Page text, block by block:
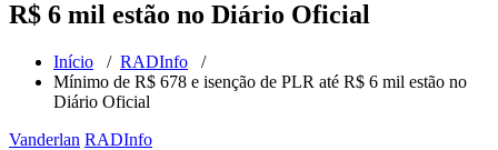
R$ 6 mil estão no Diário Oficial
Início / RADInfo /
Mínimo de R$ 678 e isenção de PLR até R$ 6 mil estão no
Diário Oficial
Vanderlan RADInfo